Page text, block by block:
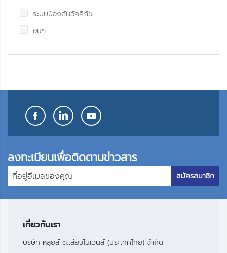
ระบบป้องกันอัคคีภัย
อื่นๆ
ลงทะเบียนเพื่อติดตามข่าวสาร
สมัครสมาชิก
เกี่ยวกับเรา
บริษัท หลุยส์ ตี.เลียวโนเวนส์ (ประเทศไทย) จำกัด